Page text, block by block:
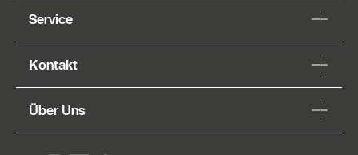
Service
Kontakt
Über Uns